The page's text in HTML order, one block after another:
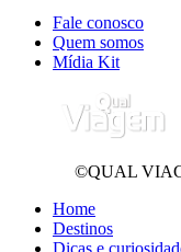
Fale conosco
Quem somos
Mídia Kit
©QUAL
Home
Destinos
Dicas e